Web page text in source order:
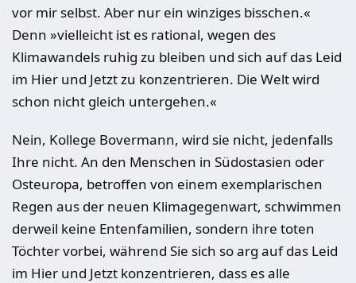
vor mir selbst. Aber nur ein winziges bisschen.«
Denn »vielleicht ist es rational, wegen des
Klimawandels ruhig zu bleiben und sich auf das Leid
im Hier und Jetzt zu konzentrieren. Die Welt wird
schon nicht gleich untergehen.«
Nein, Kollege Bovermann, wird sie nicht, jedenfalls
Ihre nicht. An den Menschen in Südostasien oder
Osteuropa, betroffen von einem exemplarischen
Regen aus der neuen Klimagegenwart, schwimmen
derweil keine Entenfamilien, sondern ihre toten
Töchter vorbei, während Sie sich so arg auf das Leid
im Hier und Jetzt konzentrieren, dass es alle